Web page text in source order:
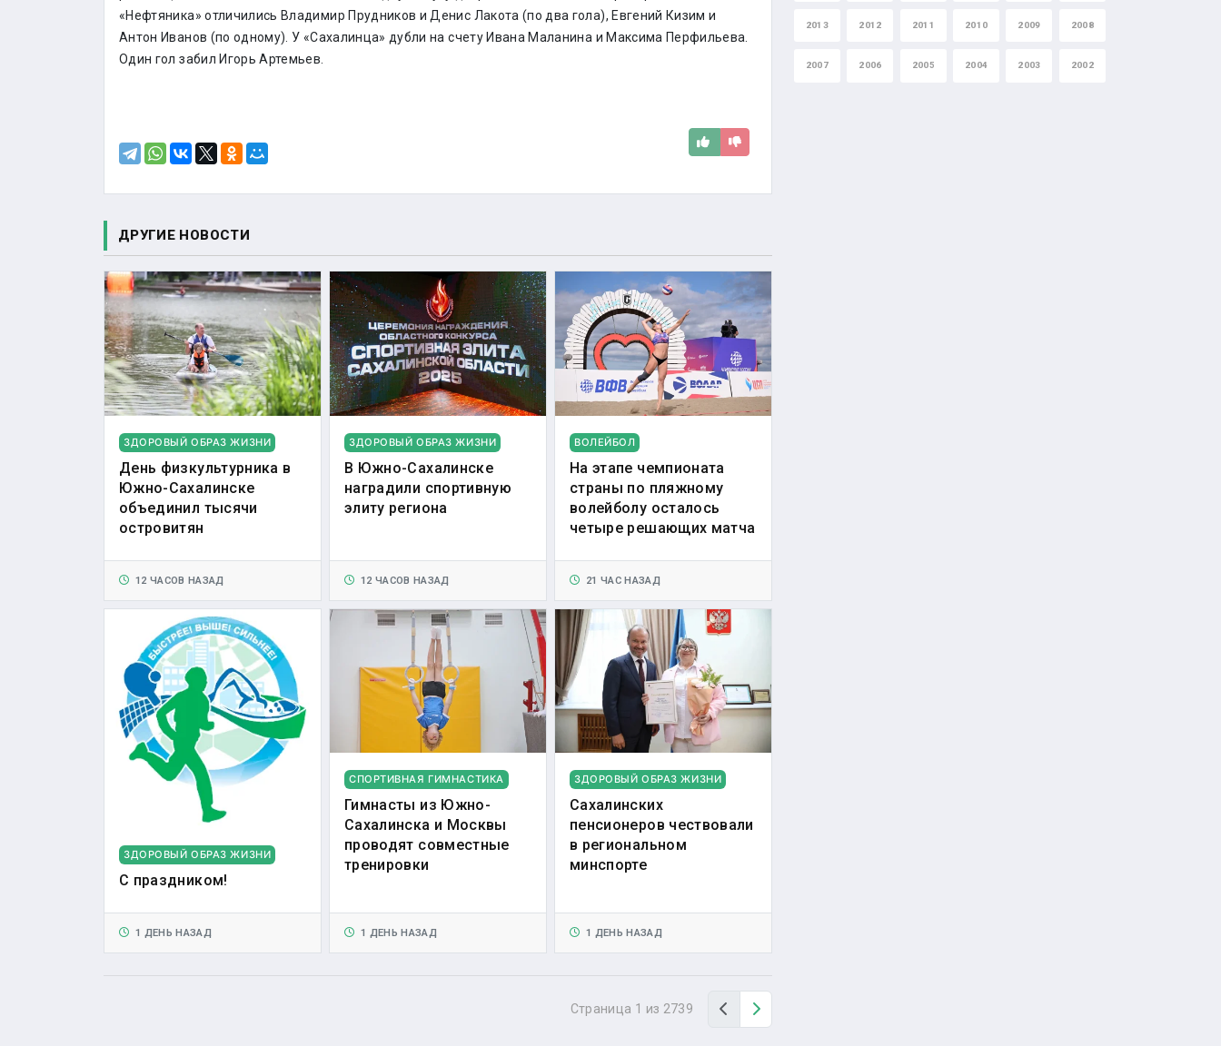
«Нефтяника» отличились Владимир Прудников и Денис Лакота (по два гола), Евгений Кизим и
Антон Иванов (по одному). У «Сахалинца» дубли на счету Ивана Маланина и Максима Перфильева.
Один гол забил Игорь Артемьев.
ДРУГИЕ НОВОСТИ
ЗДОРОВЫЙ ОБРАЗ ЖИЗНИ
День физкультурника в
Южно-Сахалинске
объединил тысячи
островитян
12 ЧАСОВ НАЗАД
ЗДОРОВЫЙ ОБРАЗ ЖИЗНИ
В Южно-Сахалинске
наградили спортивную
элиту региона
12 ЧАСОВ НАЗАД
ВОЛЕЙБОЛ
На этапе чемпионата
страны по пляжному
волейболу осталось
четыре решающих матча
21 ЧАС НАЗАД
ЗДОРОВЫЙ ОБРАЗ ЖИЗНИ
С праздником!
1 ДЕНЬ НАЗАД
СПОРТИВНАЯ ГИМНАСТИКА
Гимнасты из Южно-
Сахалинска и Москвы
проводят совместные
тренировки
1 ДЕНЬ НАЗАД
ЗДОРОВЫЙ ОБРАЗ ЖИЗНИ
Сахалинских
пенсионеров чествовали
в региональном
минспорте
1 ДЕНЬ НАЗАД
Страница 1 из 2739 НазадВперед
2013 2012 2011 2010 2009 2008
2007 2006 2005 2004 2003 2002